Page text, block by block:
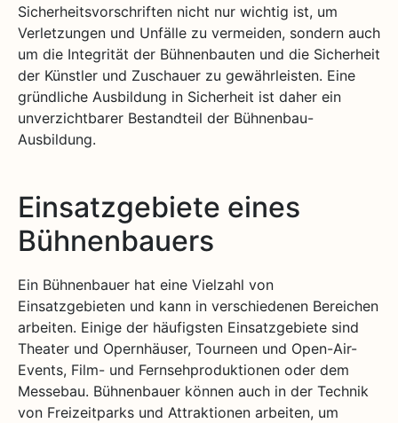
Sicherheitsvorschriften nicht nur wichtig ist, um
Verletzungen und Unfälle zu vermeiden, sondern auch
um die Integrität der Bühnenbauten und die Sicherheit
der Künstler und Zuschauer zu gewährleisten. Eine
gründliche Ausbildung in Sicherheit ist daher ein
unverzichtbarer Bestandteil der Bühnenbau-
Ausbildung.
Einsatzgebiete eines
Bühnenbauers
Ein Bühnenbauer hat eine Vielzahl von
Einsatzgebieten und kann in verschiedenen Bereichen
arbeiten. Einige der häufigsten Einsatzgebiete sind
Theater und Opernhäuser, Tourneen und Open-Air-
Events, Film- und Fernsehproduktionen oder dem
Messebau. Bühnenbauer können auch in der Technik
von Freizeitparks und Attraktionen arbeiten, um